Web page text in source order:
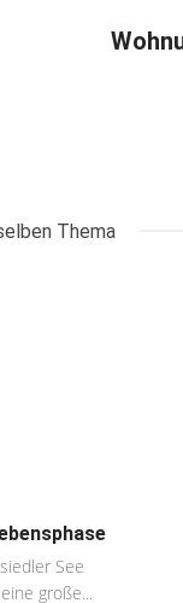
Thema
See
große...